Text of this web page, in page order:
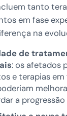
tanto
em fase
na
de
: os afetados
e terapias em
a progressão